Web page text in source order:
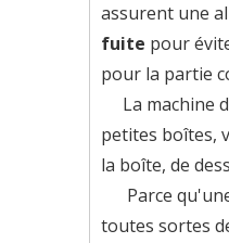
assurent une
fuite pour
pour la partie
La machine
petites boîtes,
la boîte, de
Parce
toutes sortes